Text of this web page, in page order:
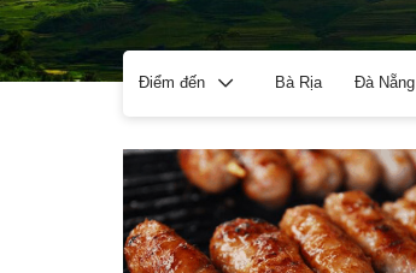
Điểm đến Bà Rịa Đà Nẵng